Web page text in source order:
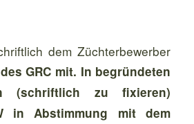
dem Züchterbewerber
des GRC mit. In begründeten
(schriftlich zu fixieren)
in Abstimmung mit dem